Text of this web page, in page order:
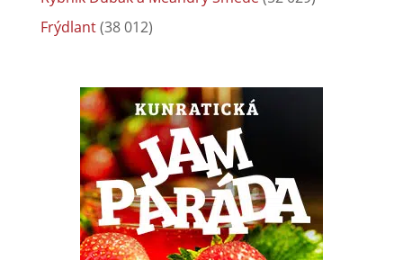
Frýdlant(38 012)